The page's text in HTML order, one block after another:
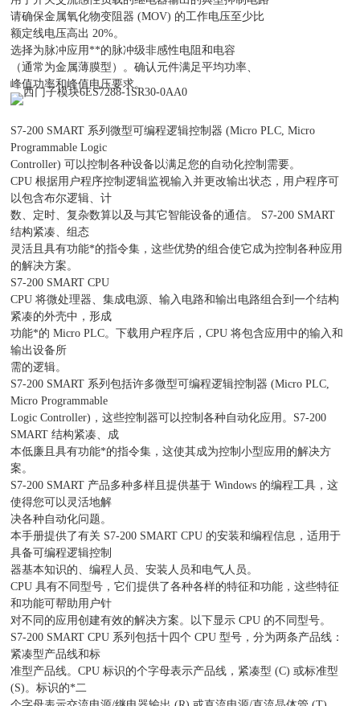
请确保金属氧化物变阻器 (MOV) 的工作电压至少比
额定线电压高出 20%。
选择为脉冲应用**的脉冲级非感性电阻和电容
（通常为金属薄膜型）。确认元件满足平均功率、
峰值功率和峰值电压要求。
S7-200 SMART 系列微型可编程逻辑控制器 (Micro PLC, Micro
Programmable Logic
Controller) 可以控制各种设备以满足您的自动化控制需要。
CPU 根据用户程序控制逻辑监视输入并更改输出状态，用户程序可
以包含布尔逻辑、计
数、定时、复杂数算以及与其它智能设备的通信。 S7-200 SMART
结构紧凑、组态
灵活且具有功能*的指令集，这些优势的组合使它成为控制各种应用
的解决方案。
S7-200 SMART CPU
CPU 将微处理器、集成电源、输入电路和输出电路组合到一个结构
紧凑的外壳中，形成
功能*的 Micro PLC。下载用户程序后，CPU 将包含应用中的输入和
输出设备所
需的逻辑。
S7-200 SMART 系列包括许多微型可编程逻辑控制器 (Micro PLC,
Micro Programmable
Logic Controller)，这些控制器可以控制各种自动化应用。S7-200
SMART 结构紧凑、成
本低廉且具有功能*的指令集，这使其成为控制小型应用的解决方
案。
S7-200 SMART 产品多种多样且提供基于 Windows 的编程工具，这
使得您可以灵活地解
决各种自动化问题。
本手册提供了有关 S7-200 SMART CPU 的安装和编程信息，适用于
具备可编程逻辑控制
器基本知识的、编程人员、安装人员和电气人员。
CPU 具有不同型号，它们提供了各种各样的特征和功能，这些特征
和功能可帮助用户针
对不同的应用创建有效的解决方案。以下显示 CPU 的不同型号。
S7-200 SMART CPU 系列包括十四个 CPU 型号，分为两条产品线：
紧凑型产品线和标
准型产品线。CPU 标识的个字母表示产品线，紧凑型 (C) 或标准型
(S)。标识的*二